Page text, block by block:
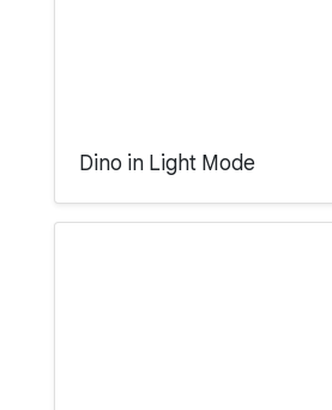
Dino in Light Mode